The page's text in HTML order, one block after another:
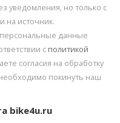
уведомления, но только с
на источник.
данные
с политикой
согласия на обработку
покинуть наш
bike4u.ru